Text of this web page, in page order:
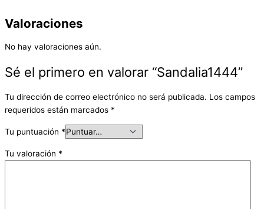
Valoraciones
No hay valoraciones aún.
Sé el primero en valorar “Sandalia1444”
Tu dirección de correo electrónico no será publicada. Los campos
requeridos están marcados *
Tu puntuación *
Tu valoración *